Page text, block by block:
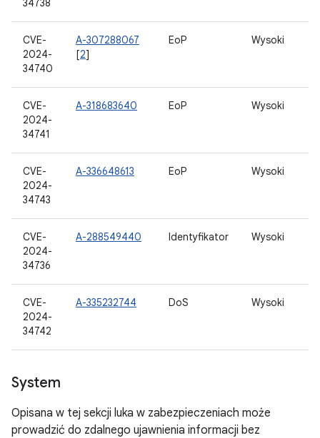
34738
CVE-
2024-
34740
A-307288067
[2]
EoP Wysoki
CVE-
2024-
34741
A-318683640 EoP Wysoki
CVE-
2024-
34743
A-336648613 EoP Wysoki
CVE-
2024-
34736
A-288549440 Identyfikator Wysoki
CVE-
2024-
34742
A-335232744 DoS Wysoki
System
Opisana w tej sekcji luka w zabezpieczeniach może
prowadzić do zdalnego ujawnienia informacji bez